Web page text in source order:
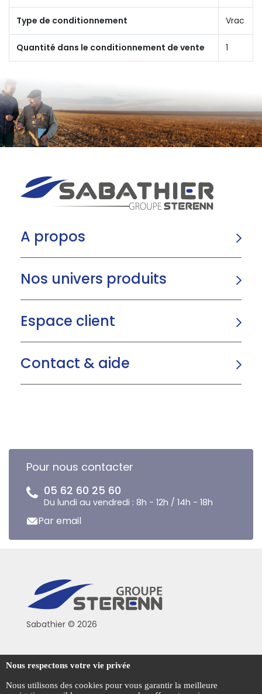
Type de conditionnement Vrac
Quantité dans le conditionnement de vente 1
A propos
Nos univers produits
Espace client
Contact & aide
Pour nous contacter
05 62 60 25 60
Du lundi au vendredi : 8h - 12h / 14h - 18h
Par email
Sabathier © 2026
Politique de confidentialité
Conditions générales de vente
Nous respectons votre vie privée
Nous utilisons des cookies pour vous garantir la meilleure